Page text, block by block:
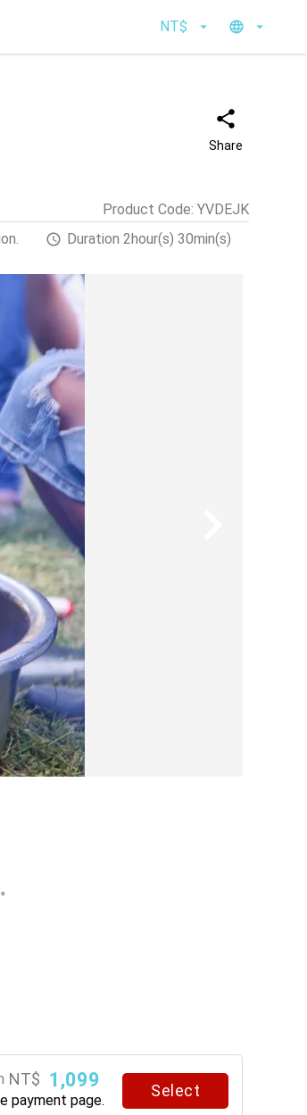
NT$
Share
Product Code: YVDEJK
Duration 2hour(s) 30min(s)
NT$ 1,099
payment page.
Select